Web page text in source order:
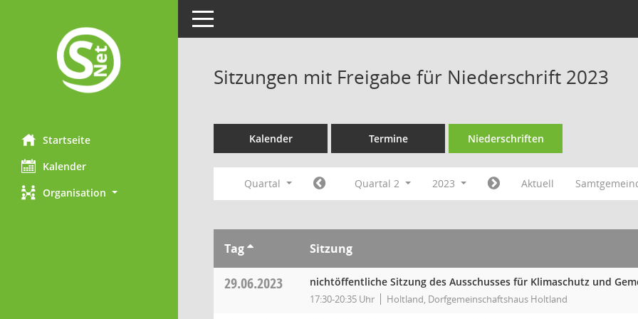
Startseite
Kalender
Organisation
Toggle navigation
Sitzungen mit Freigabe für Niederschrift 2023
Kalender Termine Niederschriften
Quartal Quartal 2 2023 Aktuell
Tag Sitzung
29.06.2023 nichtöffentliche Sitzung des Ausschusses für Klimaschutz und
17:30-20:35 Uhr Holtland, Dorfgemeinschaftshaus Holtland